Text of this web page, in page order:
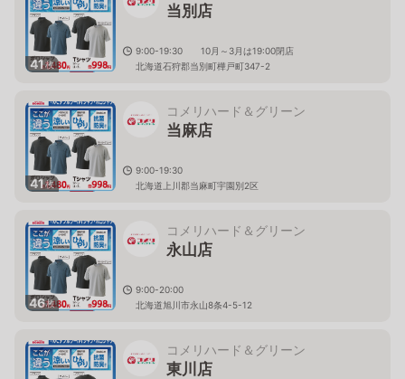
41枚
当別店
9:00-19:30 10月～3月は19:00閉店
北海道石狩郡当別町樺戸町347-2
41枚
コメリハード＆グリーン
当麻店
9:00-19:30
北海道上川郡当麻町宇園別2区
46枚
コメリハード＆グリーン
永山店
9:00-20:00
北海道旭川市永山8条4-5-12
コメリハード＆グリーン
東川店